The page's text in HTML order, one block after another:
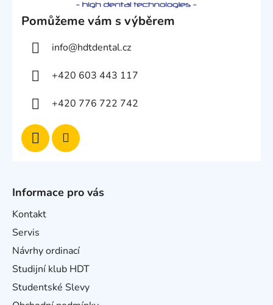
Pomůžeme vám s výběrem
info@hdtdental.cz
+420 603 443 117
+420 776 722 742
Informace pro vás
Kontakt
Servis
Návrhy ordinací
Studijní klub HDT
Studentské Slevy